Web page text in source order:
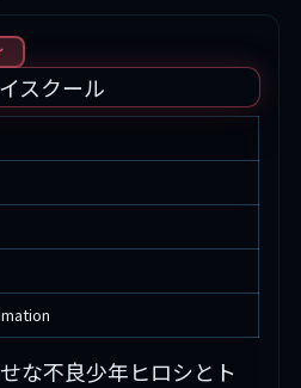
な不良少年ヒロシとト